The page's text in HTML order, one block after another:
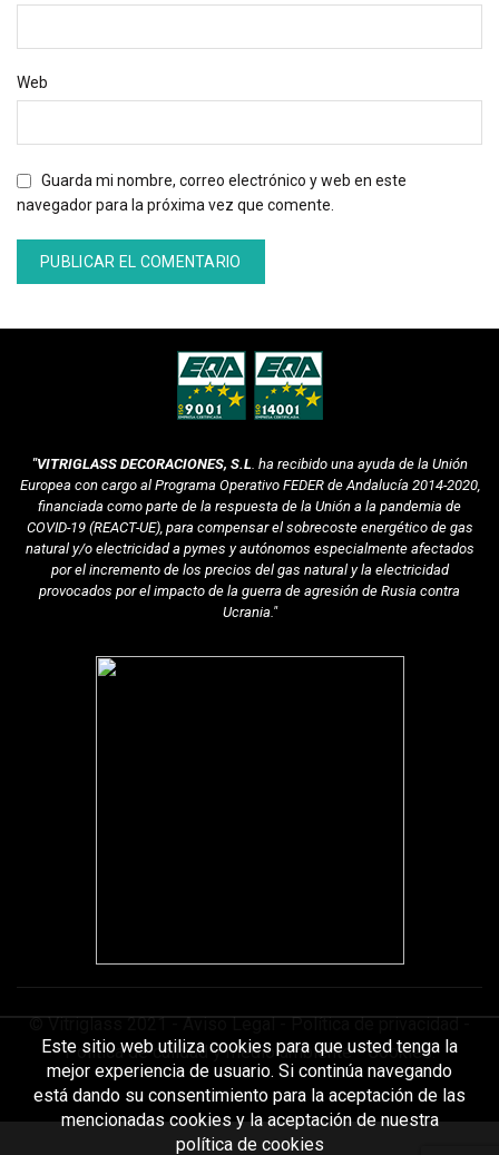
Web
Guarda mi nombre, correo electrónico y web en este
navegador para la próxima vez que comente.
"VITRIGLASS DECORACIONES, S.L. ha recibido una ayuda de la Unión
Europea con cargo al Programa Operativo FEDER de Andalucía 2014-2020,
financiada como parte de la respuesta de la Unión a la pandemia de
COVID-19 (REACT-UE), para compensar el sobrecoste energético de gas
natural y/o electricidad a pymes y autónomos especialmente afectados
por el incremento de los precios del gas natural y la electricidad
provocados por el impacto de la guerra de agresión de Rusia contra
Ucrania."
© Vitriglass 2021 -Aviso Legal-Política de privacidad-
Política de calidad y medio ambiente-Cookies.
Este sitio web utiliza cookies para que usted tenga la
mejor experiencia de usuario. Si continúa navegando
está dando su consentimiento para la aceptación de las
mencionadas cookies y la aceptación de nuestra
política de cookies